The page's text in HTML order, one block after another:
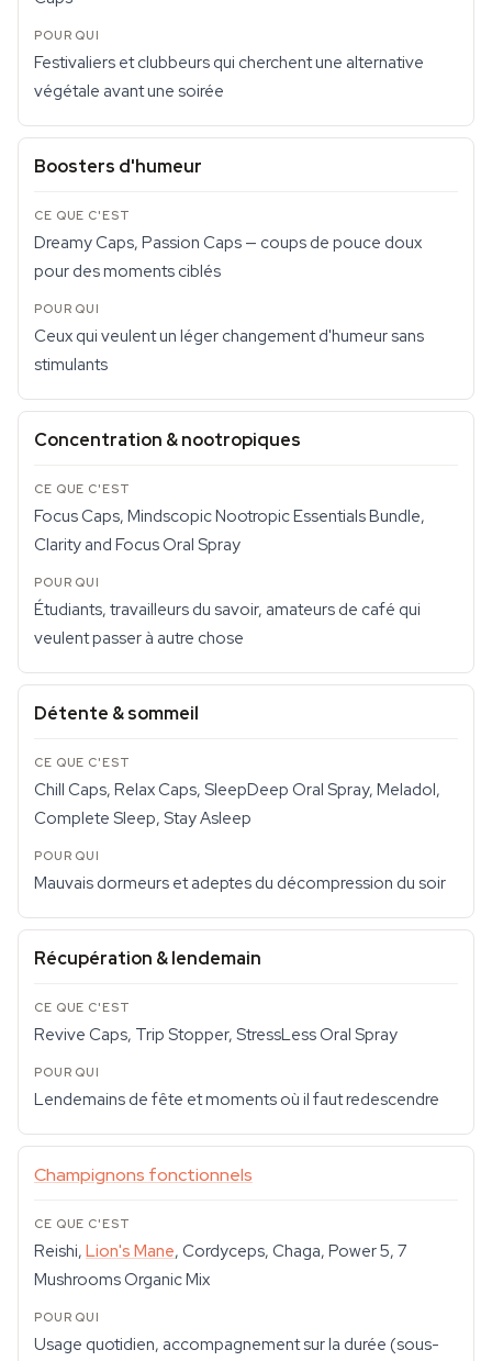
Festivaliers et clubbeurs qui cherchent une alternative
végétale avant une soirée
Boosters d'humeur
Dreamy Caps, Passion Caps — coups de pouce doux
pour des moments ciblés
Ceux qui veulent un léger changement d'humeur sans
stimulants
Concentration & nootropiques
Focus Caps, Mindscopic Nootropic Essentials Bundle,
Clarity and Focus Oral Spray
Étudiants, travailleurs du savoir, amateurs de café qui
veulent passer à autre chose
Détente & sommeil
Chill Caps, Relax Caps, SleepDeep Oral Spray, Meladol,
Complete Sleep, Stay Asleep
Mauvais dormeurs et adeptes du décompression du soir
Récupération & lendemain
Revive Caps, Trip Stopper, StressLess Oral Spray
Lendemains de fête et moments où il faut redescendre
Champignons fonctionnels
Reishi, Lion's Mane, Cordyceps, Chaga, Power 5, 7
Mushrooms Organic Mix
Usage quotidien, accompagnement sur la durée (sous-